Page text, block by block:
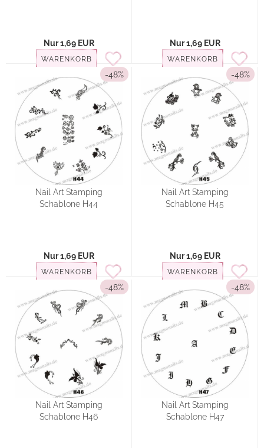
Nur 1,69 EUR
WARENKORB
Nur 1,69 EUR
WARENKORB
-48%
Nail Art Stamping
Schablone H44
Nur 1,69 EUR
WARENKORB
-48%
Nail Art Stamping
Schablone H45
Nur 1,69 EUR
WARENKORB
-48%
Nail Art Stamping
Schablone H46
-48%
Nail Art Stamping
Schablone H47